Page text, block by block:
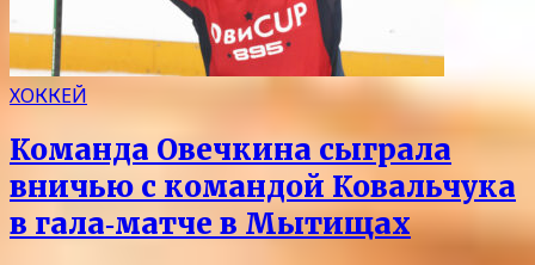
ХОККЕЙ
Команда Овечкина сыграла
вничью с командой Ковальчука
в гала‑матче в Мытищах